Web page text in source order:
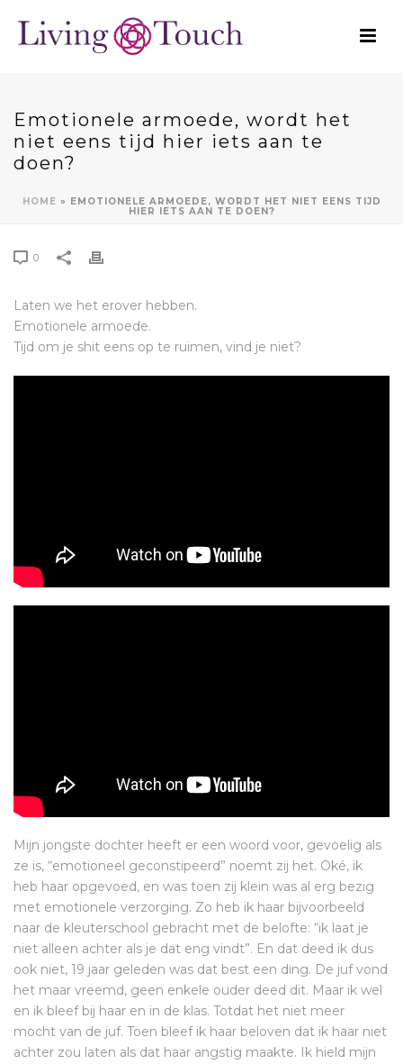
Emotionele armoede, wordt het
niet eens tijd hier iets aan te
doen?
HOME » EMOTIONELE ARMOEDE, WORDT HET NIET EENS TIJD
HIER IETS AAN TE DOEN?
0
Laten we het erover hebben.
Emotionele armoede.
Tijd om je shit eens op te ruimen, vind je niet?
Mijn jongste dochter heeft er een woord voor, gevoelig als
ze is, “emotioneel geconstipeerd” noemt zij het. Oké, ik
heb haar opgevoed, en was toen zij klein was al erg bezig
met emotionele verzorging. Zo heb ik haar bijvoorbeeld
naar de kleuterschool gebracht met de belofte: “ik laat je
niet alleen achter als je dat eng vindt”. En dat deed ik dus
ook niet, 19 jaar geleden was dat best een ding. De juf vond
het maar vreemd, geen enkele ouder deed dit. Maar ik wel
en ik bleef bij haar en in de klas. Totdat het niet meer
mocht van de juf. Toen bleef ik haar beloven dat ik haar niet
achter zou laten als dat haar angstig maakte. Ik hield mijn